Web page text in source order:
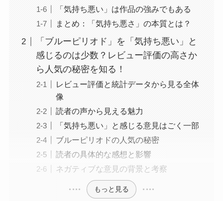
「気持ち悪い」は作品の強みでもある
まとめ：「気持ち悪さ」の本質とは？
「ブルーピリオド」を「気持ち悪い」と
感じるのは少数？レビュー評価の高さか
ら人気の秘密を知る！
レビュー評価と統計データから見る全体
像
読者の声から見える魅力
「気持ち悪い」と感じる意見はごく一部
ブルーピリオドの人気の秘密
読者の具体的な感想と影響
ネガティブな意見の背景と考察
もっと見る